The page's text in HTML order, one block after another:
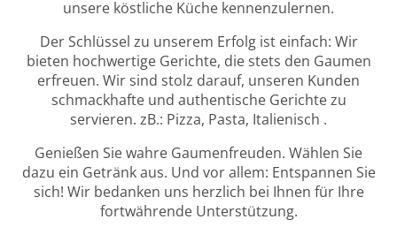
unsere köstliche Küche kennenzulernen.
Der Schlüssel zu unserem Erfolg ist einfach: Wir
bieten hochwertige Gerichte, die stets den Gaumen
erfreuen. Wir sind stolz darauf, unseren Kunden
schmackhafte und authentische Gerichte zu
servieren. zB.: Pizza, Pasta, Italienisch .
Genießen Sie wahre Gaumenfreuden. Wählen Sie
dazu ein Getränk aus. Und vor allem: Entspannen Sie
sich! Wir bedanken uns herzlich bei Ihnen für Ihre
fortwährende Unterstützung.